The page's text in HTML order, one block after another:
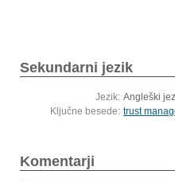
Sekundarni jezik
Jezik: Angleški
Ključne besede: trust
Komentarji